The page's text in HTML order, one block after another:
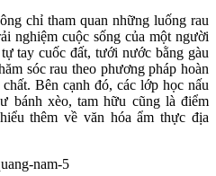
chỉ tham quan những luống rau
nghiệm cuộc sống của một người
tay cuốc đất, tưới nước bằng gàu
sóc rau theo phương pháp hoàn
Bên cạnh đó, các lớp học nấu
bánh xèo, tam hữu cũng là điểm
thêm về văn hóa ẩm thực địa